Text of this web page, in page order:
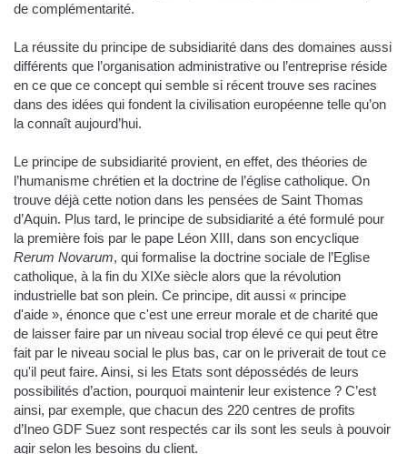
de complémentarité.
La réussite du principe de subsidiarité dans des domaines aussi
différents que l’organisation administrative ou l’entreprise réside
en ce que ce concept qui semble si récent trouve ses racines
dans des idées qui fondent la civilisation européenne telle qu’on
la connaît aujourd’hui.
Le principe de subsidiarité provient, en effet, des théories de
l’humanisme chrétien et la doctrine de l’église catholique. On
trouve déjà cette notion dans les pensées de Saint Thomas
d’Aquin. Plus tard, le principe de subsidiarité a été formulé pour
la première fois par le pape Léon XIII, dans son encyclique
Rerum Novarum, qui formalise la doctrine sociale de l’Eglise
catholique, à la fin du XIXe siècle alors que la révolution
industrielle bat son plein. Ce principe, dit aussi « principe
d'aide », énonce que c'est une erreur morale et de charité que
de laisser faire par un niveau social trop élevé ce qui peut être
fait par le niveau social le plus bas, car on le priverait de tout ce
qu'il peut faire. Ainsi, si les Etats sont dépossédés de leurs
possibilités d’action, pourquoi maintenir leur existence ? C’est
ainsi, par exemple, que chacun des 220 centres de profits
d’Ineo GDF Suez sont respectés car ils sont les seuls à pouvoir
agir selon les besoins du client.